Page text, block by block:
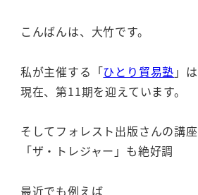
こんばんは、大竹です。
私が主催する「ひとり貿易塾 」は
現在、第11期を迎えています。
そしてフォレスト出版さんの講座
「ザ・トレジャー」も絶好調
最近でも例えば